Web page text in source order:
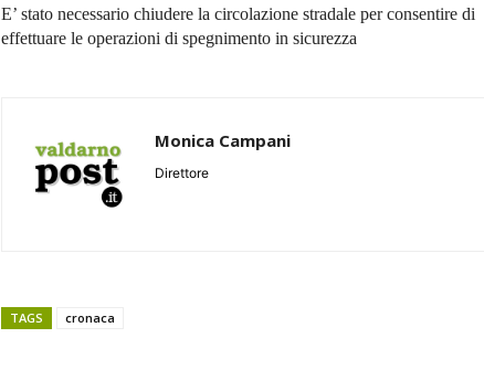
E’ stato necessario chiudere la circolazione stradale per consentire di
effettuare le operazioni di spegnimento in sicurezza
Monica Campani
Direttore
TAGS cronaca